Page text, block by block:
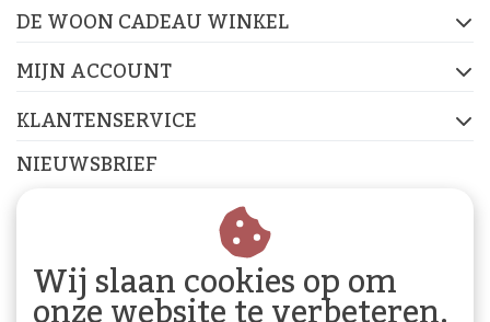
DE WOON CADEAU WINKEL
MIJN ACCOUNT
KLANTENSERVICE
NIEUWSBRIEF
Abonneer je op onze nieuwsbrief om op de hoogte te
Wij slaan cookies op om